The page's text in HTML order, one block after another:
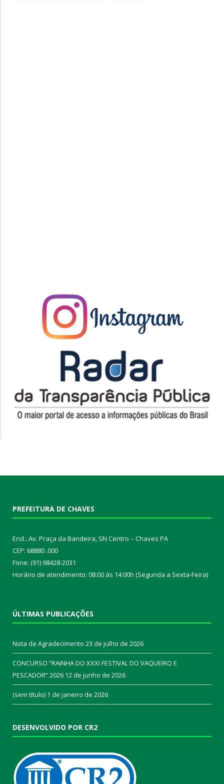
PREFEITURA DE CHAVES
End.: Av. Praça da Bandeira, SN Centro – Chaves PA
CEP: 68880 .000
Fone: (91) 98428-2031
Horário de atendimento: 08:00 às 14:00h (Segunda a Sexta-Feira)
ÚLTIMAS PUBLICAÇÕES
Nota de Agradecimento 23 de julho de 2026
CONCURSO “RAINHA DO XXXI FESTIVAL DO VAQUEIRO E
PESCADOR” 2026 12 de junho de 2026
(sem título) 1 de janeiro de 2026
DESENVOLVIDO POR CR2